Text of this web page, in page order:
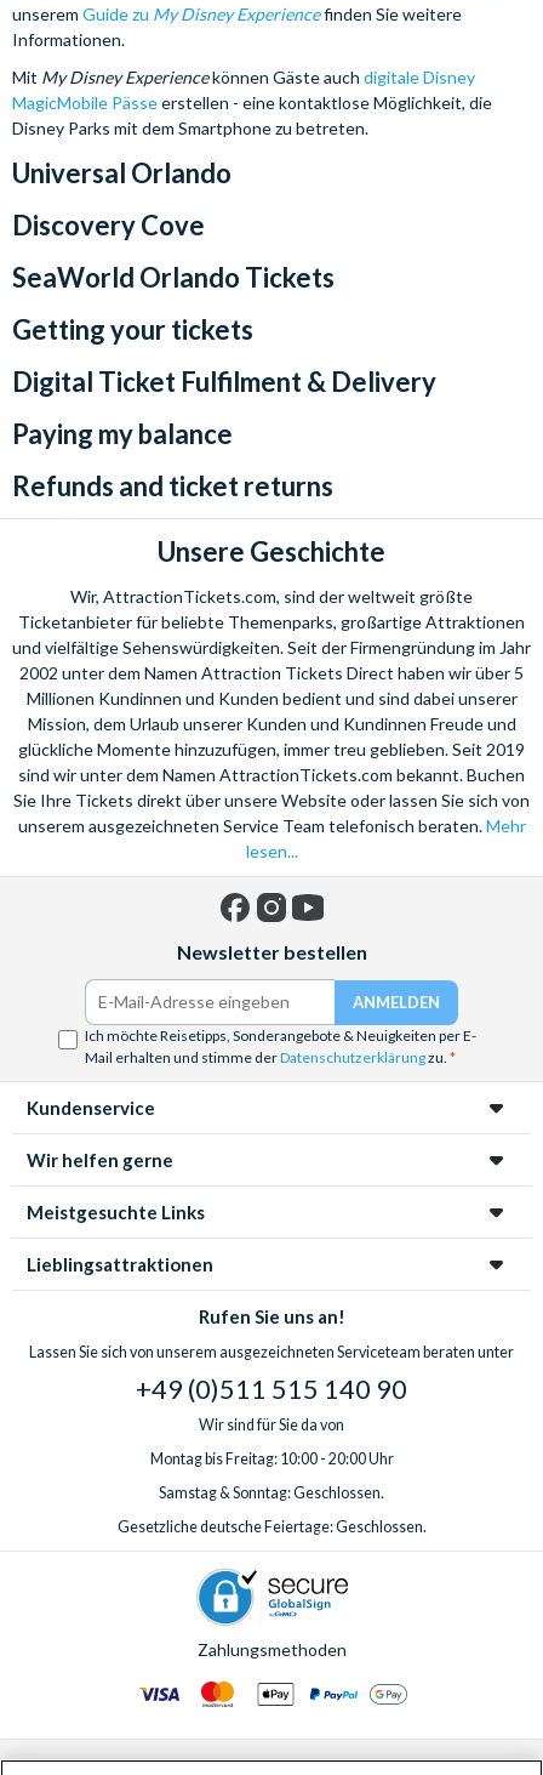
unserem Guide zu My Disney Experiencefinden Sie weitere
Informationen.
Mit My Disney Experiencekönnen Gäste auch digitale Disney
MagicMobile Pässeerstellen - eine kontaktlose Möglichkeit, die
Disney Parks mit dem Smartphone zu betreten.
Universal Orlando
Discovery Cove
SeaWorld Orlando Tickets
Getting your tickets
Digital Ticket Fulfilment & Delivery
Paying my balance
Refunds and ticket returns
Unsere Geschichte
Wir, AttractionTickets.com, sind der weltweit größte
Ticketanbieter für beliebte Themenparks, großartige Attraktionen
und vielfältige Sehenswürdigkeiten. Seit der Firmengründung im Jahr
2002 unter dem Namen Attraction Tickets Direct haben wir über 5
Millionen Kundinnen und Kunden bedient und sind dabei unserer
Mission, dem Urlaub unserer Kunden und Kundinnen Freude und
glückliche Momente hinzuzufügen, immer treu geblieben. Seit 2019
sind wir unter dem Namen AttractionTickets.com bekannt. Buchen
Sie Ihre Tickets direkt über unsere Website oder lassen Sie sich von
unserem ausgezeichneten Service Team telefonisch beraten.Mehr
lesen...
Newsletter bestellen
Ich möchte Reisetipps, Sonderangebote & Neuigkeiten per E-
Mail erhalten und stimme derDatenschutzerklärungzu.
Kundenservice
Wir helfen gerne
Meistgesuchte Links
Lieblingsattraktionen
Rufen Sie uns an!
Lassen Sie sich von unserem ausgezeichneten Serviceteam beraten unter
+49 (0)511 515 140 90
Wir sind für Sie da von
Montag bis Freitag: 10:00 - 20:00 Uhr
Samstag & Sonntag: Geschlossen.
Gesetzliche deutsche Feiertage: Geschlossen.
Zahlungsmethoden
© AttractionTickets.com 2002 - 2026